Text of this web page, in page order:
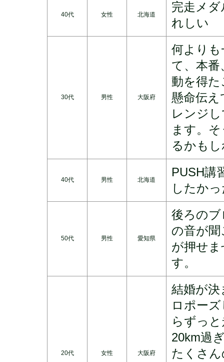
40代 女性 北海道
完走メ
れしい
30代 男性 大阪府
何より
て、本
動を得
懸命伝
レンジ
ます。
るかも
40代 男性 北海道
PUSH講
したか
50代 男性 愛知県
後ろの
の音が
が押せ
す。
20代 女性 大阪府
結婚が決
ロポー
らずっ
20km過
たくさ